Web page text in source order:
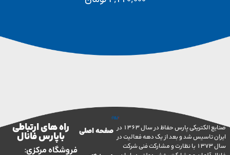
صنایع الکتریکی پارس حفاظ در سال 1363 در
شد و بعد از یک دهه فعالیت در
سال 1373 با نظارت و مشارکت فنی شرکت
صفحه اصلی راه های ارتباطی
با پارس فانال
فروشگاه مرکزی: